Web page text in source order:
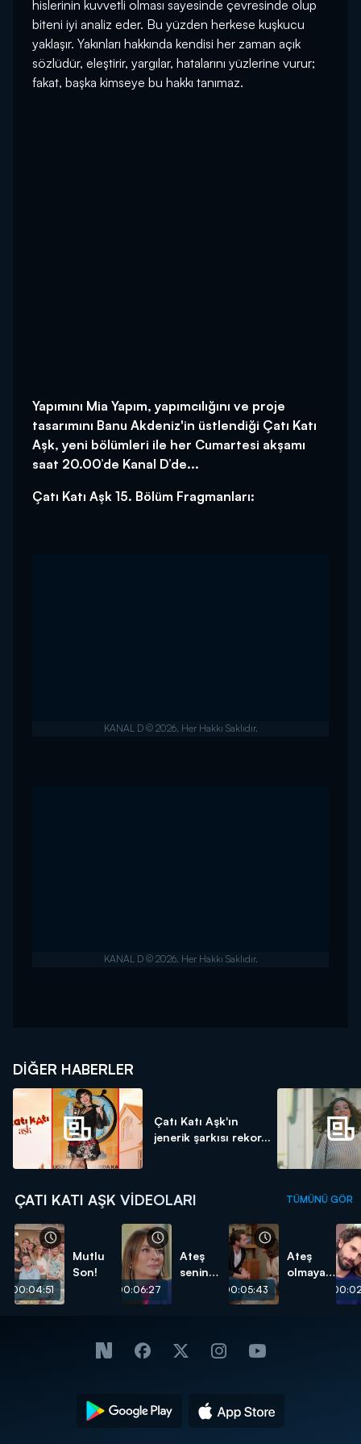
hislerinin kuvvetli olması sayesinde çevresinde olup
biteni iyi analiz eder. Bu yüzden herkese kuşkucu
yaklaşır. Yakınları hakkında kendisi her zaman açık
sözlüdür, eleştirir, yargılar, hatalarını yüzlerine vurur;
fakat, başka kimseye bu hakkı tanımaz.
Yapımını Mia Yapım, yapımcılığını ve proje
tasarımını Banu Akdeniz'in üstlendiği Çatı Katı
Aşk, yeni bölümleri ile her Cumartesi akşamı
saat 20.00’de Kanal D’de...
Çatı Katı Aşk 15. Bölüm Fragmanları:
DIĞER HABERLER
Çatı Katı Aşk'ın
jenerik şarkısı rekor...
ÇATI KATI AŞK VIDEOLARI TÜMÜNÜ GÖR
00:04:51
Mutlu
Son!
00:06:27
Ateş
senin
00:05:43
Ateş
olmayan